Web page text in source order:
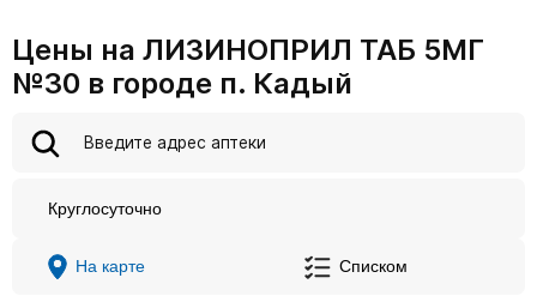
Цены на ЛИЗИНОПРИЛ ТАБ 5МГ
№30 в городе п. Кадый
Круглосуточно
На карте Списком